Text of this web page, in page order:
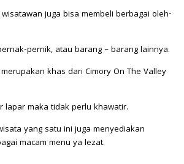
juga bisa membeli berbagai oleh-
pernik, atau barang – barang lainnya.
khas dari Cimory On The Valley
lapar maka tidak perlu khawatir.
yang satu ini juga menyediakan
macam menu ya lezat.